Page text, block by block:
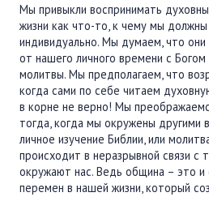
Мы привыкли воспринимать
жизни как что-то, к чему мы
индивидуально. Мы думаем, что они
от нашего личного времени с
молитвы. Мы предполагаем, что
когда сами по себе читаем
в корне не верно! Мы
тогда, когда мы окружены
личное изучение Библии, или
происходит в неразрывной связи с
окружают нас. Ведь община – это и
перемен в нашей жизни, который